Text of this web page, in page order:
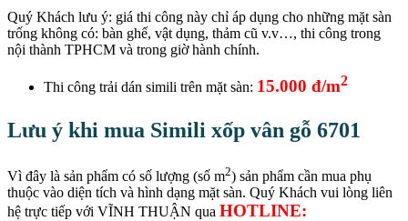
Quý Khách lưu ý: giá thi công này chỉ áp dụng cho những mặt sàn
trống không có: bàn ghế, vật dụng, thảm cũ v.v…, thi công trong
nội thành TPHCM và trong giờ hành chính.
Thi công trải dán simili trên mặt sàn: 15.000 đ/m2
Lưu ý khi mua Simili xốp vân gỗ 6701
Vì đây là sản phẩm có số lượng (số m2) sản phẩm cần mua phụ
thuộc vào diện tích và hình dạng mặt sàn. Quý Khách vui lòng liên
hệ trực tiếp với VĨNH THUẬN qua HOTLINE: